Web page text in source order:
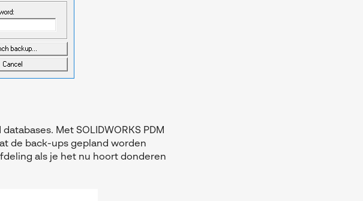
Met SOLIDWORKS PDM
de back-ups gepland worden
als je het nu hoort donderen